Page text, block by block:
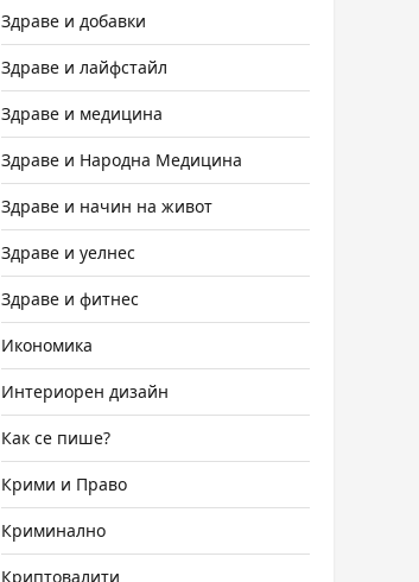
Здраве и добавки
Здраве и лайфстайл
Здраве и медицина
Здраве и Народна Медицина
Здраве и начин на живот
Здраве и уелнес
Здраве и фитнес
Икономика
Интериорен дизайн
Как се пише?
Крими и Право
Криминално
Криптовалити